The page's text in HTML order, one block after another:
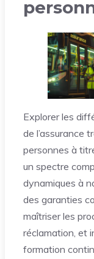
Explorer les
de l’assurance
personnes à
un spectre
dynamiques à
des garanties
maîtriser les
réclamation, et
formation